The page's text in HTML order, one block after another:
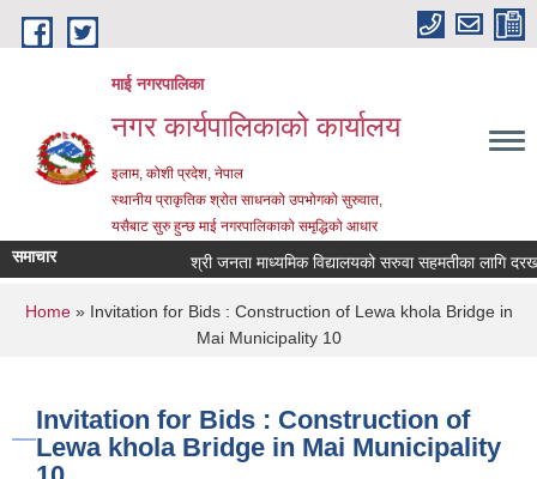
Skip to main content
माई नगरपालिका
नगर कार्यपालिकाको कार्यालय
इलाम, कोशी प्रदेश, नेपाल
स्थानीय प्राकृतिक श्रोत साधनको उपभोगको सुरुवात,
यसैबाट सुरु हुन्छ माई नगरपालिकाको समृद्धिको आधार
समाचार श्री जनता माध्यमिक विद्यालयको सरुवा सहमतीका लागि
You are here
Home» Invitation for Bids : Construction of Lewa khola Bridge in
Mai Municipality 10
Invitation for Bids : Construction of
Lewa khola Bridge in Mai Municipality